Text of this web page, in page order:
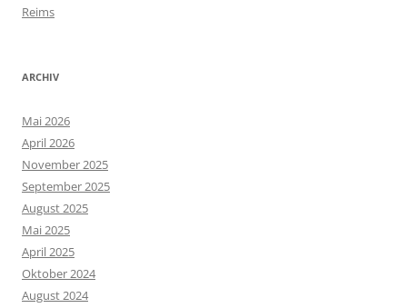
Reims
ARCHIV
Mai 2026
April 2026
November 2025
September 2025
August 2025
Mai 2025
April 2025
Oktober 2024
August 2024